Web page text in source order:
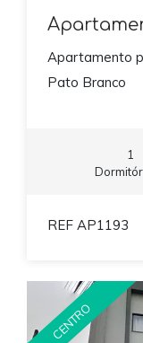
Apartamento
Pato Branco
1
REF AP1193
CENTRO